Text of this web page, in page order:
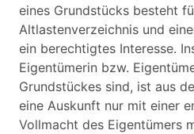
eines Grundstücks besteht
Altlastenverzeichnis und
ein berechtigtes Interesse.
Eigentümerin bzw.
Grundstückes sind, ist aus
eine Auskunft nur mit einer
Vollmacht des Eigentümers